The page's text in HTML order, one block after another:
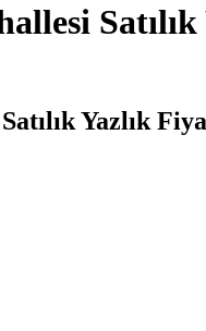
Satılık
Yazlık